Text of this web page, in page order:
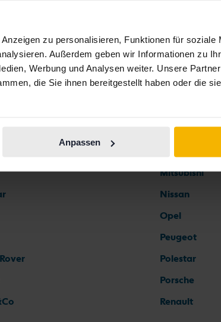
zu personalisieren, Funktionen für soziale
Außerdem geben wir Informationen zu
Werbung und Analysen weiter. Unsere
die Sie ihnen bereitgestellt haben oder die
Anpassen
Maserati
Mazda
MG
Mitsubishi
Nissan
Opel
Peugeot
Polestar
Porsche
Renault